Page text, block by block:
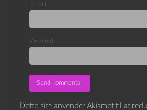
E-mail *
Websted
Dette site anvender Akismet til at